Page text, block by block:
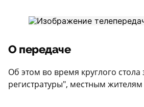
О передаче
Об этом во время круглого
регистратуры", местным